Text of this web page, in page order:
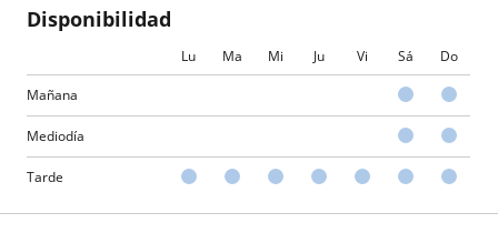
Disponibilidad
Lu Ma Mi Ju Vi Sá Do
Mañana
Mediodía
Tarde